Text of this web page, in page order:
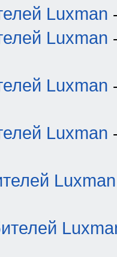
Luxman
Luxman
Luxman
Luxman
Luxman